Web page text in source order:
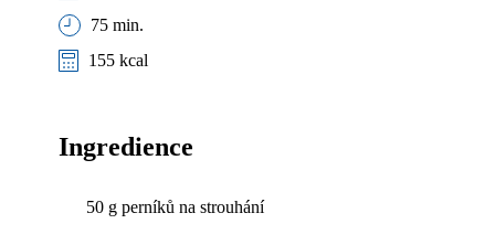
75 min.
155 kcal
Ingredience
50 g perníků na strouhání